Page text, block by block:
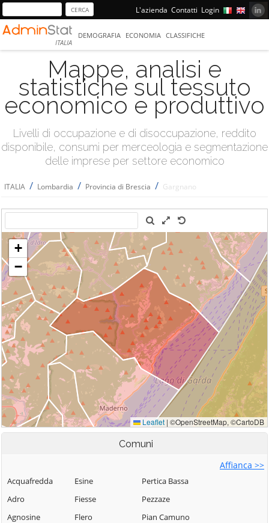
L'azienda Contatti Login
ITALIA
DEMOGRAFIA ECONOMIA CLASSIFICHE
Mappe, analisi e
statistiche sul tessuto
economico e produttivo
Livelli di occupazione e di disoccupazione, reddito
disponibile, consumi per merceologia e segmentazione
delle imprese per settore economico
ITALIA / Lombardia / Provincia di Brescia / Gargnano
Comuni
Affianca >>
Acquafredda
Adro
Agnosine
Esine
Fiesse
Flero
Pertica Bassa
Pezzaze
Pian Camuno